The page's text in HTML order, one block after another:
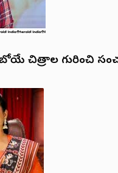
చిత్రాల గురించి